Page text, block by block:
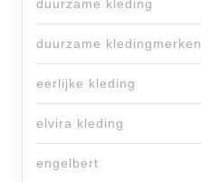
duurzame kleding
duurzame kledingmerken
eerlijke kleding
elvira kleding
engelbert